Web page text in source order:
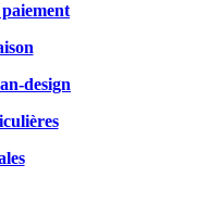
paiement
design